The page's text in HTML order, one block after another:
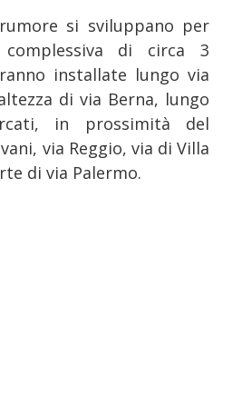
si sviluppano per
complessiva di circa 3
installate lungo via
di via Berna, lungo
in prossimità del
via Reggio, via di Villa
di via Palermo.